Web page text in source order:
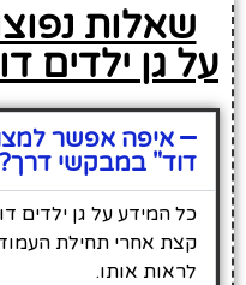
שאלות
על גן ילדים
איפה אפשר
דוד" במבקשי דרך?
כל המידע על גן ילדים
קצת אחרי תחילת
לראות אותו.